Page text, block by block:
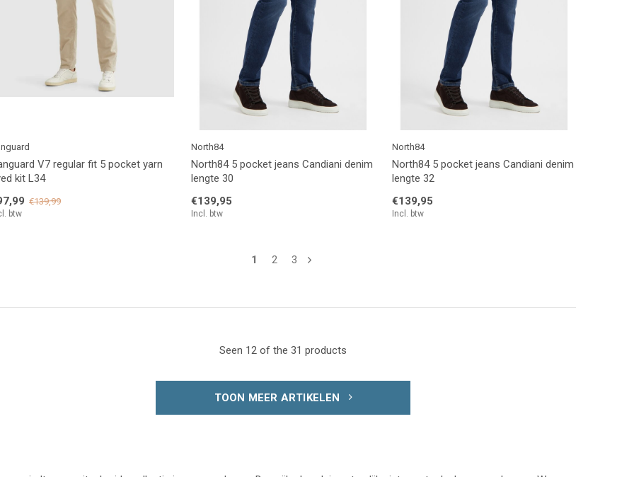
V7 regular fit 5 pocket yarn
kit L34
€139,99
btw
North84
North84 5 pocket jeans Candiani denim
lengte 30
€139,95
Incl. btw
North84
North84 5 pocket jeans Candiani denim
lengte 32
€139,95
Incl. btw
1 2 3
Seen 12 of the 31 products
TOON MEER ARTIKELEN